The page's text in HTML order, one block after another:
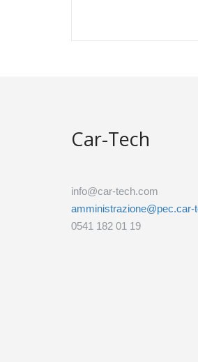
Car-Tech
info@car-tech.com
amministrazione@pec.car-
0541 182 01 19